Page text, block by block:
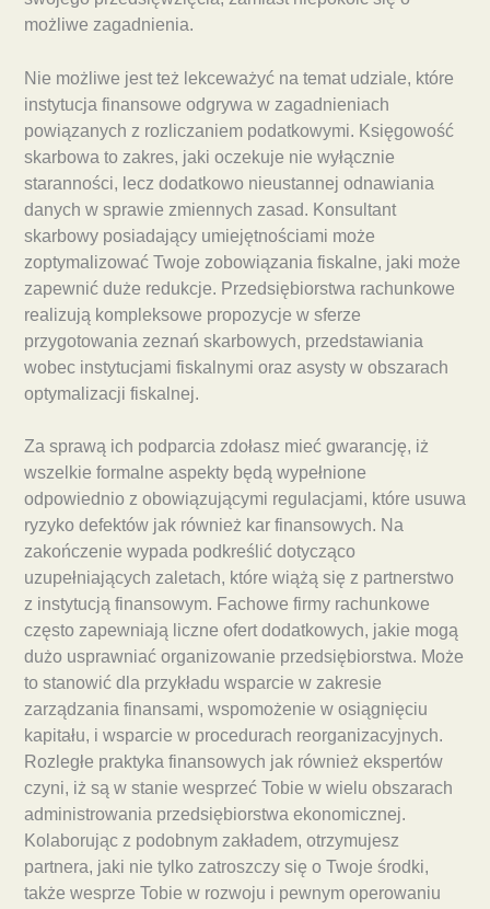
możliwe zagadnienia.
Nie możliwe jest też lekceważyć na temat udziale, które
instytucja finansowe odgrywa w zagadnieniach
powiązanych z rozliczaniem podatkowymi. Księgowość
skarbowa to zakres, jaki oczekuje nie wyłącznie
staranności, lecz dodatkowo nieustannej odnawiania
danych w sprawie zmiennych zasad. Konsultant
skarbowy posiadający umiejętnościami może
zoptymalizować Twoje zobowiązania fiskalne, jaki może
zapewnić duże redukcje. Przedsiębiorstwa rachunkowe
realizują kompleksowe propozycje w sferze
przygotowania zeznań skarbowych, przedstawiania
wobec instytucjami fiskalnymi oraz asysty w obszarach
optymalizacji fiskalnej.
Za sprawą ich podparcia zdołasz mieć gwarancję, iż
wszelkie formalne aspekty będą wypełnione
odpowiednio z obowiązującymi regulacjami, które usuwa
ryzyko defektów jak również kar finansowych. Na
zakończenie wypada podkreślić dotycząco
uzupełniających zaletach, które wiążą się z partnerstwo
z instytucją finansowym. Fachowe firmy rachunkowe
często zapewniają liczne ofert dodatkowych, jakie mogą
dużo usprawniać organizowanie przedsiębiorstwa. Może
to stanowić dla przykładu wsparcie w zakresie
zarządzania finansami, wspomożenie w osiągnięciu
kapitału, i wsparcie w procedurach reorganizacyjnych.
Rozległe praktyka finansowych jak również ekspertów
czyni, iż są w stanie wesprzeć Tobie w wielu obszarach
administrowania przedsiębiorstwa ekonomicznej.
Kolaborując z podobnym zakładem, otrzymujesz
partnera, jaki nie tylko zatroszczy się o Twoje środki,
także wesprze Tobie w rozwoju i pewnym operowaniu